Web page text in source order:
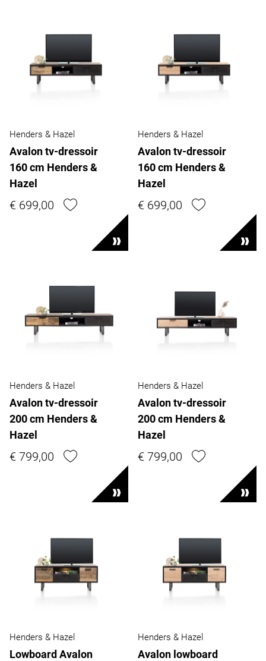
Henders & Hazel
Avalon tv-dressoir
160 cm Henders &
Hazel
€ 699,00
Henders & Hazel
Avalon tv-dressoir
160 cm Henders &
Hazel
€ 699,00
Henders & Hazel
Avalon tv-dressoir
200 cm Henders &
Hazel
€ 799,00
Henders & Hazel
Avalon tv-dressoir
200 cm Henders &
Hazel
€ 799,00
Henders & Hazel
Lowboard Avalon
Henders & Hazel
Avalon lowboard